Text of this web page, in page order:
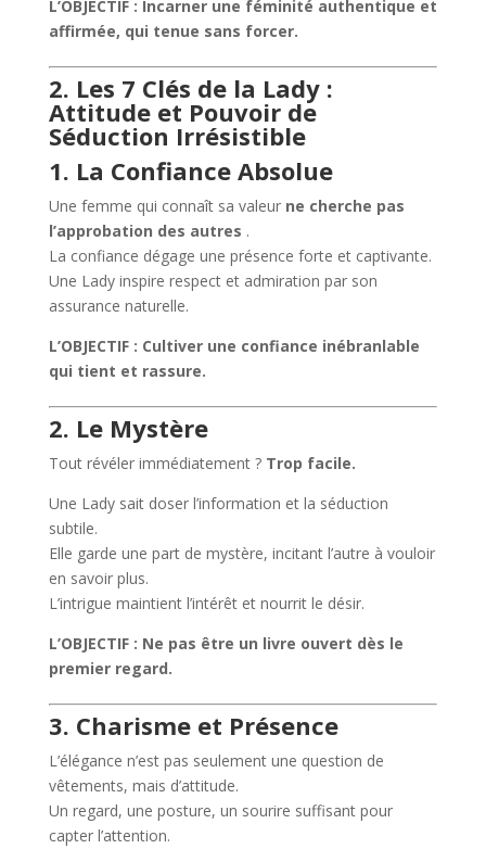
L’OBJECTIF : Incarner une féminité authentique et
affirmée, qui tenue sans forcer.
2. Les 7 Clés de la Lady :
Attitude et Pouvoir de
Séduction Irrésistible
1. La Confiance Absolue
Une femme qui connaît sa valeur ne cherche pas
l’approbation des autres .
La confiance dégage une présence forte et captivante.
Une Lady inspire respect et admiration par son
assurance naturelle.
L’OBJECTIF : Cultiver une confiance inébranlable
qui tient et rassure.
2. Le Mystère
Tout révéler immédiatement ? Trop facile.
Une Lady sait doser l’information et la séduction
subtile.
Elle garde une part de mystère, incitant l’autre à vouloir
en savoir plus.
L’intrigue maintient l’intérêt et nourrit le désir.
L’OBJECTIF : Ne pas être un livre ouvert dès le
premier regard.
3. Charisme et Présence
L’élégance n’est pas seulement une question de
vêtements, mais d’attitude.
Un regard, une posture, un sourire suffisant pour
capter l’attention.